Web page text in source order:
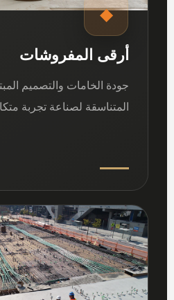
◆
أرقى المفروشات
جودة الخامات والتصميم
المتناسقة لصناعة تجربة